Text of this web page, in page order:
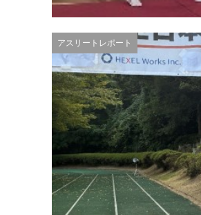
アスリートレポート